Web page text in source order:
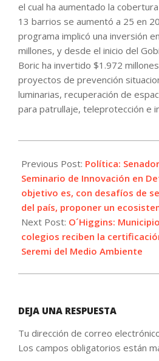
el cual ha aumentado la
13 barrios se aumentó a 25 en
programa implicó una inversión
millones, y desde el inicio del
Boric ha invertido $1.972
proyectos de prevención
luminarias, recuperación de
para patrullaje, teleprotección e
11-
27
Previous Post: Política:
Seminario de Innovación en
objetivo es, con desafíos de
del país, proponer un
Next Post: O´Higgins:
colegios reciben la
Seremi del Medio Ambiente
DEJA UNA RESPUESTA
Tu dirección de correo
Los campos obligatorios están